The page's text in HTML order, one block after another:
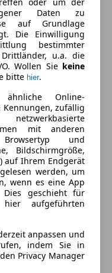
oder um der
Daten zu
auf Grundlage
Die Einwilligung
bestimmter
u.a. die
Wollen Sie keine
bitte hier.
ähnliche Online-
Kennungen, zufällig
mit anderen
und
Bildschirmgröße,
auf Ihrem Endgerät
werden, um
wenn es eine App
geschieht für
aufgeführten
anpassen und
indem Sie in
Privacy Manager